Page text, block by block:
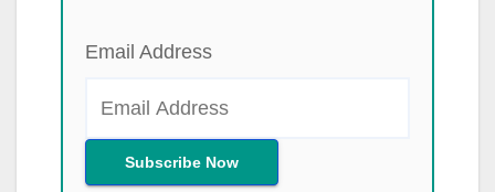
Email Address